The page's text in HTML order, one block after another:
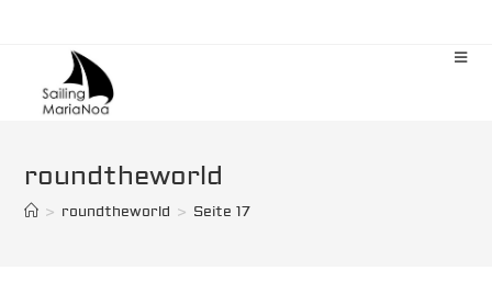
roundtheworld
> roundtheworld > Seite 17